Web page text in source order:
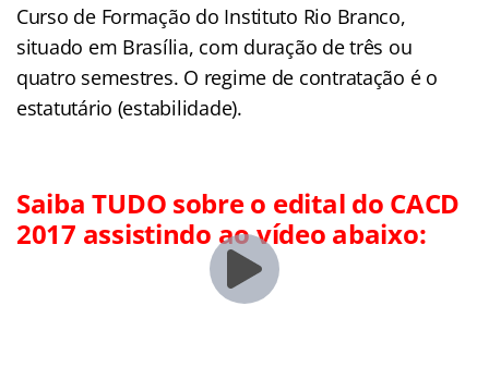
Curso de Formação do Instituto Rio Branco,
situado em Brasília, com duração de três ou
quatro semestres. O regime de contratação é o
estatutário (estabilidade).
Saiba TUDO sobre o edital do CACD
2017 assistindo ao vídeo abaixo: